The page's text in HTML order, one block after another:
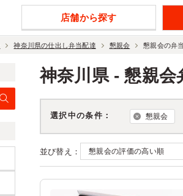
店舗から探す
神奈川県の仕出し弁当配達 懇親会 懇親会の弁
神奈川県 - 懇親
選択中の条件： 懇親会
並び替え：